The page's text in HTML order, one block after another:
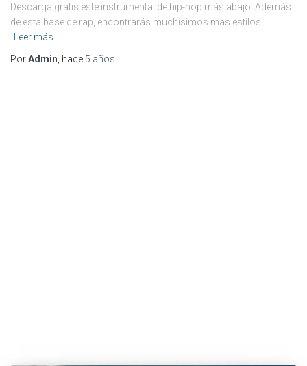
Descarga gratis este instrumental de hip-hop más abajo. Además
de esta base de rap, encontrarás muchísimos más estilos
Leer más
PorAdmin , hace 5 años